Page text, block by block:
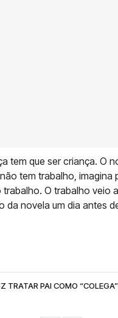
tem que ser criança. O
tem trabalho, imagina
O trabalho veio
novela um dia antes
TRATAR PAI COMO